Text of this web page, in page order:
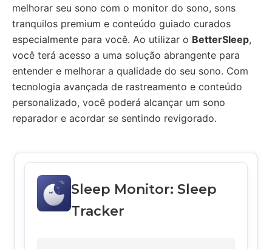
melhorar seu sono com o monitor do sono, sons
tranquilos premium e conteúdo guiado curados
especialmente para você. Ao utilizar o BetterSleep,
você terá acesso a uma solução abrangente para
entender e melhorar a qualidade do seu sono. Com
tecnologia avançada de rastreamento e conteúdo
personalizado, você poderá alcançar um sono
reparador e acordar se sentindo revigorado.
Sleep Monitor: Sleep
Tracker